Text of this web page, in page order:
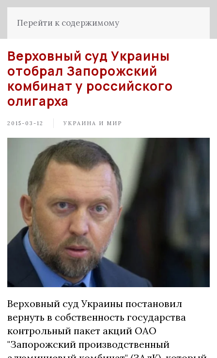
Перейти к содержимому
Верховный суд Украины
отобрал Запорожский
комбинат у российского
олигарха
2015-03-12 УКРАИНА И МИР
Верховный суд Украины постановил
вернуть в собственность государства
контрольный пакет акций ОАО
"Запорожский производственный